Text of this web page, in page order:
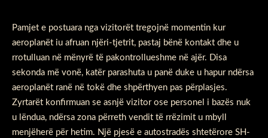
Pamjet e postuara nga vizitorët tregojnë momentin kur
aeroplanët iu afruan njëri-tjetrit, pastaj bënë kontakt dhe u
rrotulluan në mënyrë të pakontrollueshme në ajër. Disa
sekonda më vonë, katër parashuta u panë duke u hapur ndërsa
aeroplanët ranë në tokë dhe shpërthyen pas përplasjes.
Zyrtarët konfirmuan se asnjë vizitor ose personel i bazës nuk
u lëndua, ndërsa zona përreth vendit të rrëzimit u mbyll
menjëherë për hetim. Një pjesë e autostradës shtetërore SH-